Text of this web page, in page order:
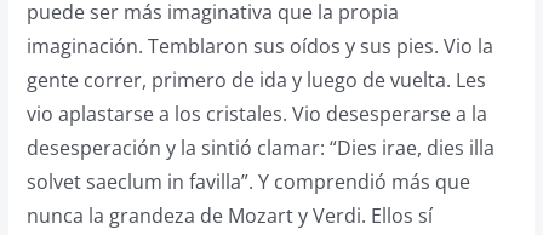
puede ser más imaginativa que la propia
imaginación. Temblaron sus oídos y sus pies. Vio la
gente correr, primero de ida y luego de vuelta. Les
vio aplastarse a los cristales. Vio desesperarse a la
desesperación y la sintió clamar: “Dies irae, dies illa
solvet saeclum in favilla”. Y comprendió más que
nunca la grandeza de Mozart y Verdi. Ellos sí